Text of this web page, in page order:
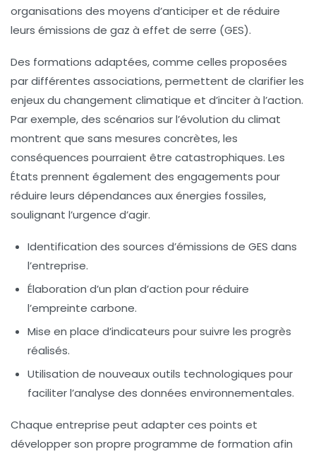
organisations des moyens d’anticiper et de réduire
leurs émissions de gaz à effet de serre (GES).
Des formations adaptées, comme celles proposées
par différentes associations, permettent de clarifier les
enjeux du changement climatique et d’inciter à l’action.
Par exemple, des scénarios sur l’évolution du climat
montrent que sans mesures concrètes, les
conséquences pourraient être catastrophiques. Les
États prennent également des engagements pour
réduire leurs dépendances auxénergies fossiles,
soulignant l’urgence d’agir.
Identification des sources d’émissions de GES dans
l’entreprise.
Élaboration d’un plan d’action pour réduire
l’empreinte carbone.
Mise en place d’indicateurs pour suivre les progrès
réalisés.
Utilisation de nouveaux outils technologiques pour
faciliter l’analyse des données environnementales.
Chaque entreprise peut adapter ces points et
développer son propre programme de formation afin